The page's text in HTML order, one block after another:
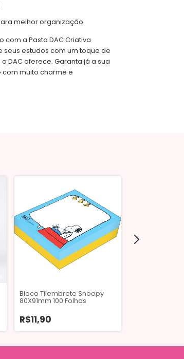
melhor organização
com a Pasta DAC Criativa
seus estudos com um toque de
DAC oferece. Garanta já a sua
muito charme e
Bloco Tilembrete Snoopy
80X91mm 100 Folhas
R$11,90